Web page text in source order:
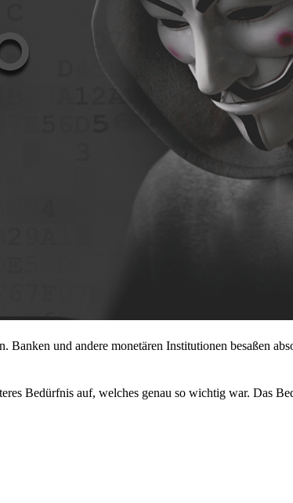
und andere monetären Institutionen besaßen
Bedürfnis auf, welches genau so wichtig war. Das